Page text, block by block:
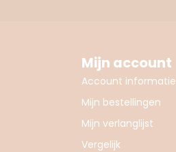
Mijn account
Account informatie
Mijn bestellingen
Mijn verlanglijst
Vergelijk